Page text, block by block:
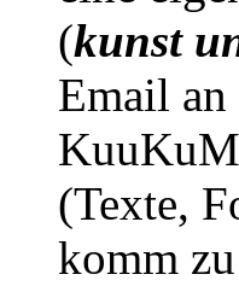
(kunst
Email
(Texte,
komm